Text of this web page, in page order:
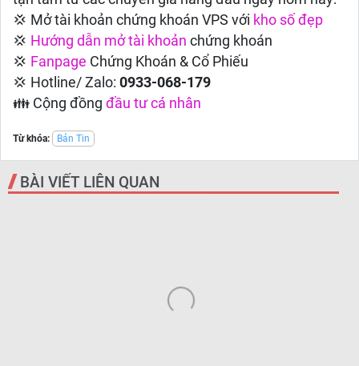
💢 Mở tài khoản chứng khoán VPS với kho số đẹp
💢 Hướng dẫn mở tài khoản chứng khoán
💢 Fanpage Chứng Khoán & Cổ Phiếu
💢 Hotline/ Zalo: 0933-068-179
👪 Cộng đồng đầu tư cá nhân
Từ khóa: Bản Tin
BÀI VIẾT LIÊN QUAN